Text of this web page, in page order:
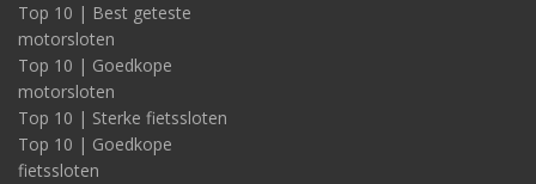
Top 10 | Best geteste
motorsloten
Top 10 | Goedkope
motorsloten
Top 10 | Sterke fietssloten
Top 10 | Goedkope
fietssloten